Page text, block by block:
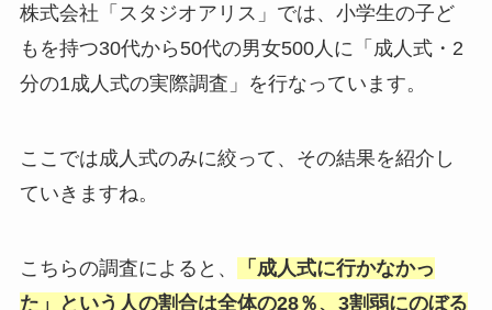
株式会社「スタジオアリス」では、小学生の子ど
もを持つ30代から50代の男女500人に「成人式・2
分の1成人式の実際調査」を行なっています。
ここでは成人式のみに絞って、その結果を紹介し
ていきますね。
こちらの調査によると、
「成人式に行かなかっ
た」という人の割合は全体の28％ 、3割弱にのぼる